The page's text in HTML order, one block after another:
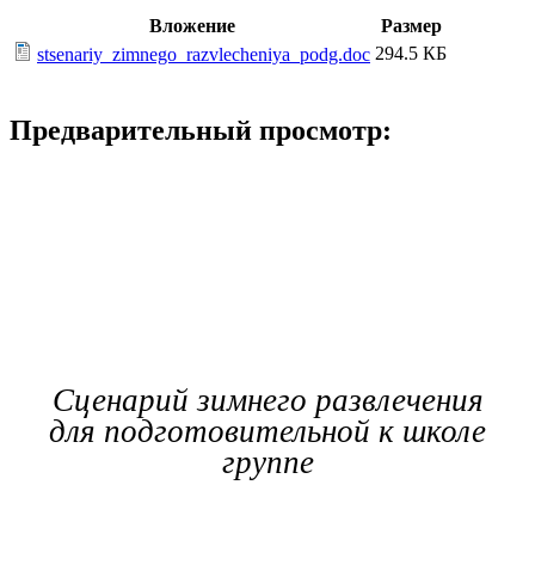
Вложение
Размер
stsenariy_zimnego_razvlecheniya_podg.doc 294.5 КБ
Предварительный просмотр:
Сценарий зимнего развлечения
для подготовительной к школе
группе